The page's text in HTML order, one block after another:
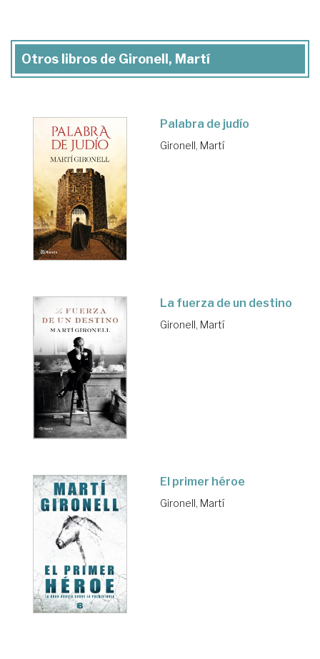
Otros libros de Gironell, Martí
Palabra de judío
Gironell, Martí
La fuerza de un destino
Gironell, Martí
El primer héroe
Gironell, Martí